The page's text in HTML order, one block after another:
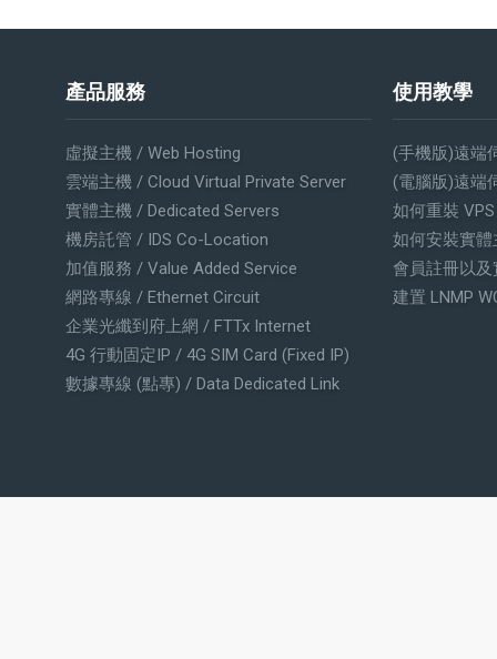
產品服務
虛擬主機 / Web Hosting
雲端主機 / Cloud Virtual Private Server
實體主機 / Dedicated Servers
機房託管 / IDS Co-Location
加值服務 / Value Added Service
網路專線 / Ethernet Circuit
企業光纖到府上網 / FTTx Internet
4G 行動固定IP / 4G SIM Card (Fixed IP)
數據專線 (點專) / Data Dedicated Link
使用教學
(手機版)遠端
(電腦版)遠端
如何重裝
如何安裝實體
會員註冊以
建置 LNMP